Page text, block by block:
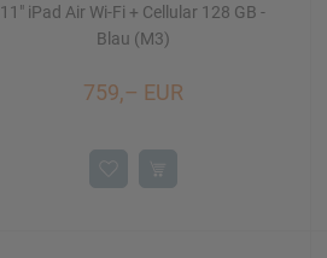
11" iPad Air Wi-Fi + Cellular 128 GB -
Blau (M3)
759,– EUR